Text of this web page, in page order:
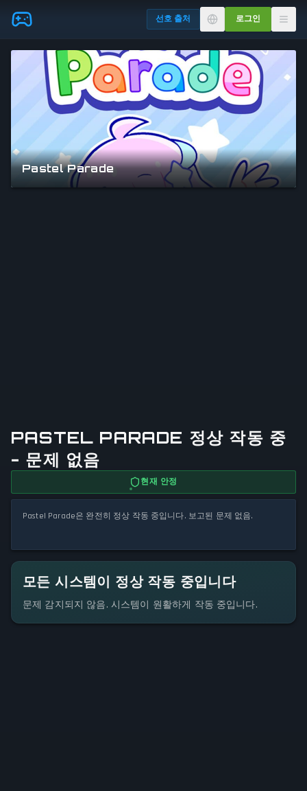
Skip to main content 선호 출처 로그인
PASTEL PARADE 정상 작동 중
- 문제 없음
현재 안정
Pastel Parade은 완전히 정상 작동 중입니다. 보고된 문제 없음.
모든 시스템이 정상 작동 중입니다
문제 감지되지 않음. 시스템이 원활하게 작동 중입니다.
Pastel Parade